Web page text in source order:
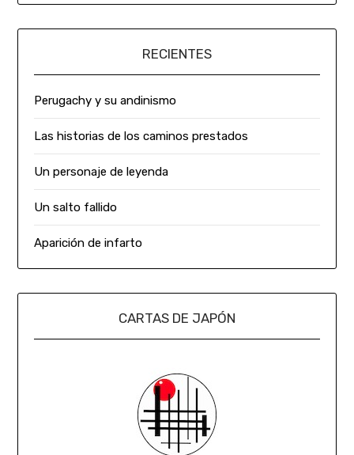
RECIENTES
Perugachy y su andinismo
Las historias de los caminos prestados
Un personaje de leyenda
Un salto fallido
Aparición de infarto
CARTAS DE JAPÓN